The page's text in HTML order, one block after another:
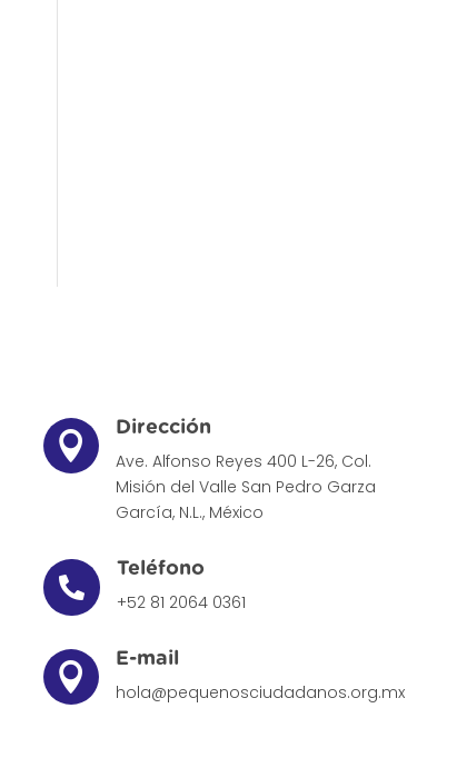

Dirección
Ave. Alfonso Reyes 400 L-26, Col.
Misión del Valle San Pedro Garza
García, N.L., México

Teléfono
+52 81 2064 0361

E-mail
hola@pequenosciudadanos.org.mx